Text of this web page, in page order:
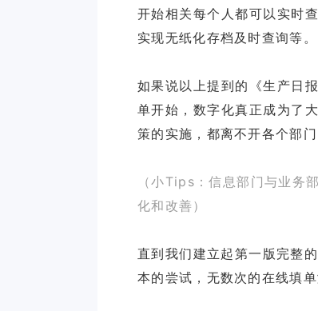
开始相关每个人都可以实时
实现无纸化存档及时查询等。
如果说以上提到的《生产日
单开始，数字化真正成为了
策的实施，都离不开各个部门
（小Tips：信息部门与业务
化和改善）
直到我们建立起第一版完整
本的尝试，无数次的在线填单